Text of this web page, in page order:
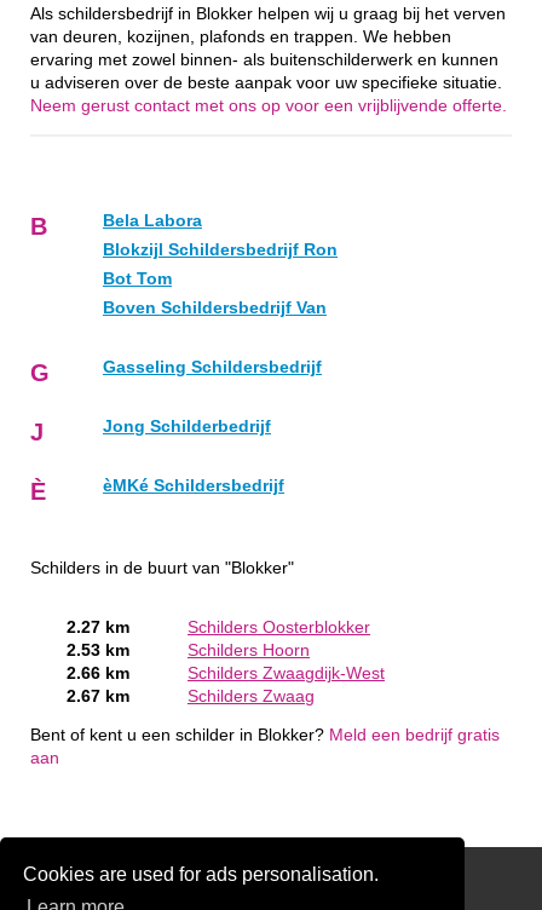
Cookies are used for ads personalisation.
Als schildersbedrijf in Blokker helpen wij u graag bij het verven
van deuren, kozijnen, plafonds en trappen. We hebben
ervaring met zowel binnen- als buitenschilderwerk en kunnen
u adviseren over de beste aanpak voor uw specifieke situatie.
Neem gerust contact met ons op voor een vrijblijvende offerte.
B
Bela Labora
Blokzijl Schildersbedrijf Ron
Bot Tom
Boven Schildersbedrijf Van
G Gasseling Schildersbedrijf
J Jong Schilderbedrijf
È èMKé Schildersbedrijf
Schilders in de buurt van "Blokker"
2.27 km
Schilders Oosterblokker
2.53 km
Schilders Hoorn
2.66 km
Schilders Zwaagdijk-West
2.67 km
Schilders Zwaag
Bent of kent u een schilder in Blokker? Meld een bedrijf gratis
aan
Schilder Offerte Aanvragen